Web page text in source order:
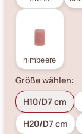
himbeere
Größe wählen:
H10/D7 cm
H20/D7 cm